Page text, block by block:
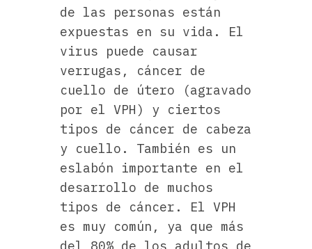
de las personas están
expuestas en su vida. El
virus puede causar
verrugas, cáncer de
cuello de útero (agravado
por el VPH) y ciertos
tipos de cáncer de cabeza
y cuello. También es un
eslabón importante en el
desarrollo de muchos
tipos de cáncer. El VPH
es muy común, ya que más